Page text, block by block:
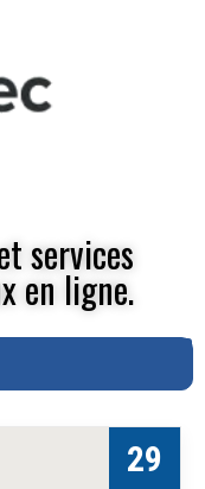
services
en ligne.
29